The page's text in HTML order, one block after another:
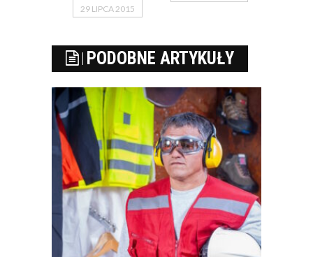
29 LIPCA 2015
PODOBNE ARTYKUŁY